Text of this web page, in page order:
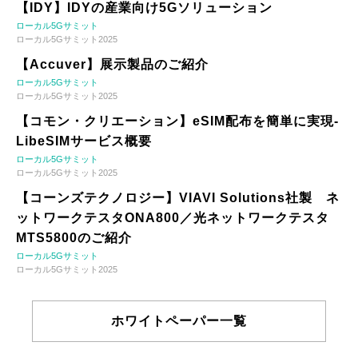
【IDY】IDYの産業向け5Gソリューション
ローカル5Gサミット
ローカル5Gサミット2025
【Accuver】展示製品のご紹介
ローカル5Gサミット
ローカル5Gサミット2025
【コモン・クリエーション】eSIM配布を簡単に実現-
LibeSIMサービス概要
ローカル5Gサミット
ローカル5Gサミット2025
【コーンズテクノロジー】VIAVI Solutions社製 ネ
ットワークテスタONA800／光ネットワークテスタ
MTS5800のご紹介
ローカル5Gサミット
ローカル5Gサミット2025
ホワイトペーパー一覧